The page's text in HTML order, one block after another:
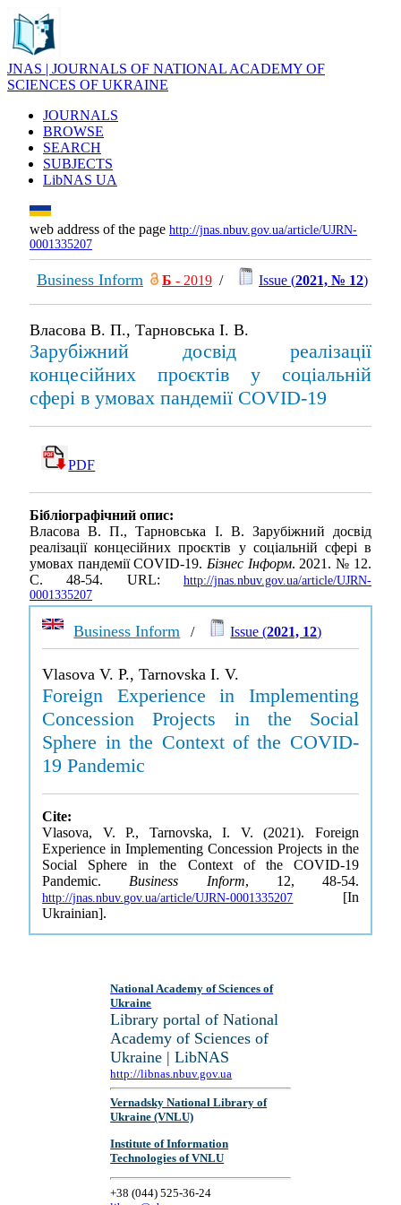
JNAS | JOURNALS OF NATIONAL ACADEMY OF
SCIENCES OF UKRAINE
JOURNALS
BROWSE
SEARCH
SUBJECTS
LibNAS UA
web address of the page http://jnas.nbuv.gov.ua/article/UJRN-
0001335207
Business Inform Б - 2019 / Issue (2021, № 12)
Власова В. П., Тарновська І. В.
Зарубіжний досвід реалізації
концесійних проєктів у соціальній
сфері в умовах пандемії COVID-19
PDF
Бібліографічний опис:
Власова В. П., Тарновська І. В. Зарубіжний досвід
реалізації концесійних проєктів у соціальній сфері в
умовах пандемії COVID-19. Бізнес Інформ. 2021. № 12.
С. 48-54. URL: http://jnas.nbuv.gov.ua/article/UJRN-
0001335207
Business Inform / Issue (2021, 12)
Vlasova V. P., Tarnovska I. V.
Foreign Experience in Implementing
Concession Projects in the Social
Sphere in the Context of the COVID-
19 Pandemic
Cite:
Vlasova, V. P., Tarnovska, I. V. (2021). Foreign
Experience in Implementing Concession Projects in the
Social Sphere in the Context of the COVID-19
Pandemic. Business Inform, 12, 48-54.
http://jnas.nbuv.gov.ua/article/UJRN-0001335207 [In
Ukrainian].
National Academy of Sciences of
Ukraine
Library portal of National
Academy of Sciences of
Ukraine | LibNAS
http://libnas.nbuv.gov.ua
Vernadsky National Library of
Ukraine (VNLU)
Institute of Information
Technologies of VNLU
+38 (044) 525-36-24